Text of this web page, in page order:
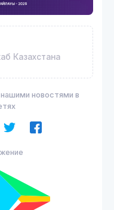
Казахстана
новостями в